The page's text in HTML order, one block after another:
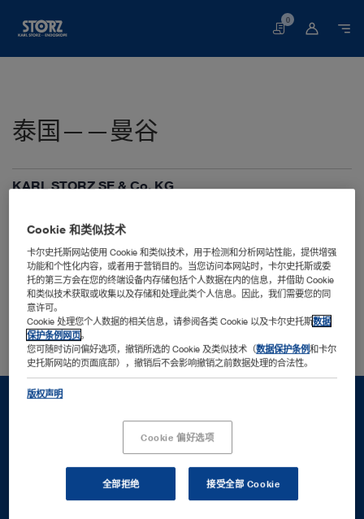
购
车
0
泰国——曼谷
KARL STORZ SE & Co. KG
Rama IV Road, Wangmai, Pathumwan
10330 Bangkok
泰国
+66 2017 7135
Cookie 和类似技术
卡尔史托斯网站使用 Cookie 和类似技术，用于检测和分析网站性能，提供增强
功能和个性化内容，或者用于营销目的。当您访问本网站时，卡尔史托斯或委
托的第三方会在您的终端设备内存储包括个人数据在内的信息，并借助 Cookie
和类似技术获取或收集以及存储和处理此类个人信息。因此，我们需要您的同
意许可。
Cookie 处理您个人数据的相关信息，请参阅各类 Cookie 以及卡尔史托斯数据
保护条例网页。
您可随时访问偏好选项，撤销所选的 Cookie 及类似技术（数据保护条例和卡尔
史托斯网站的页面底部），撤销后不会影响撤销之前数据处理的合法性。
版权声明
Cookie 偏好选项
全部拒绝 接受全部 Cookie